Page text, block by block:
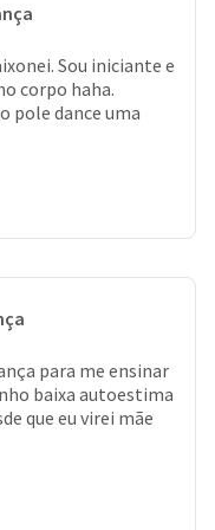
Sou iniciante e
corpo haha.
pole dance uma
para me ensinar
baixa autoestima
que eu virei mãe